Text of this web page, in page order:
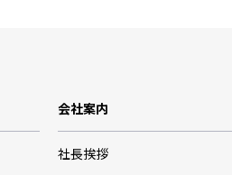
会社案内
社長挨拶